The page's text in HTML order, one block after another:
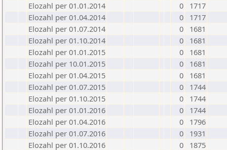
Elozahl per 01.01.2014
0
1717
Elozahl per 01.04.2014
0
1717
Elozahl per 01.07.2014
0
1681
Elozahl per 01.10.2014
0
1681
Elozahl per 01.01.2015
0
1681
Elozahl per 10.01.2015
0
1681
Elozahl per 01.04.2015
0
1681
Elozahl per 01.07.2015
0
1744
Elozahl per 01.10.2015
0
1744
Elozahl per 01.01.2016
0
1744
Elozahl per 01.04.2016
0
1796
Elozahl per 01.07.2016
0
1931
Elozahl per 01.10.2016
0
1875